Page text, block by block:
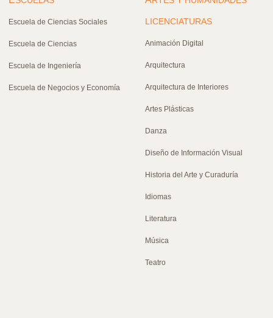
Escuela de Ciencias Sociales
Escuela de Ciencias
Escuela de Ingeniería
Escuela de Negocios y Economía
LICENCIATURAS
Animación Digital
Arquitectura
Arquitectura de Interiores
Artes Plásticas
Danza
Diseño de Información Visual
Historia del Arte y Curaduría
Idiomas
Literatura
Música
Teatro